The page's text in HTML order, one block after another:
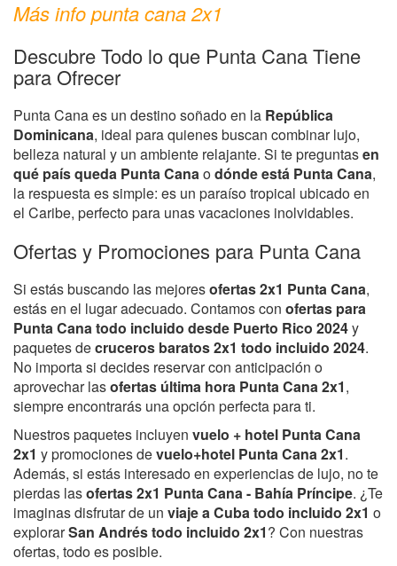
Más info punta cana 2x1
Descubre Todo lo que Punta Cana Tiene
para Ofrecer
Punta Cana es un destino soñado en la República
Dominicana, ideal para quienes buscan combinar lujo,
belleza natural y un ambiente relajante. Si te preguntasen
qué país queda Punta Canaodónde está Punta Cana,
la respuesta es simple: es un paraíso tropical ubicado en
el Caribe, perfecto para unas vacaciones inolvidables.
Ofertas y Promociones para Punta Cana
Si estás buscando las mejoresofertas 2x1 Punta Cana,
estás en el lugar adecuado. Contamos con ofertas para
Punta Cana todo incluido desde Puerto Rico 2024y
paquetes decruceros baratos 2x1 todo incluido 2024.
No importa si decides reservar con anticipación o
aprovechar lasofertas última hora Punta Cana 2x1,
siempre encontrarás una opción perfecta para ti.
Nuestros paquetes incluyen vuelo + hotel Punta Cana
2x1 y promociones devuelo+hotel Punta Cana 2x1.
Además, si estás interesado en experiencias de lujo, no te
pierdas lasofertas 2x1 Punta Cana - Bahía Príncipe. ¿Te
imaginas disfrutar de un viaje a Cuba todo incluido 2x1 o
explorarSan Andrés todo incluido 2x1? Con nuestras
ofertas, todo es posible.